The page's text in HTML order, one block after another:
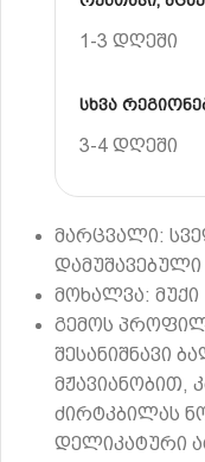
1-3 დღეში
სხვა
3-4 დღეში
მარცვალი:
მოხალვა: მუქი
გემოს
შესანიშნავი
მჟავიანობით,
ძირტკბილას
დელიკატური